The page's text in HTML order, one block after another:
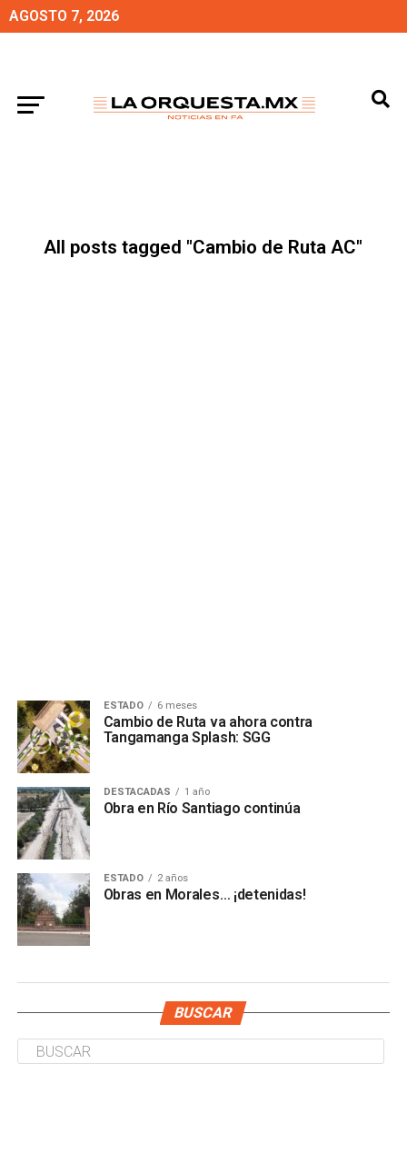
AGOSTO 7, 2026
All posts tagged "Cambio de Ruta AC"
ESTADO 6 meses
Cambio de Ruta va ahora contra
Tangamanga Splash: SGG
DESTACADAS 1 año
Obra en Río Santiago continúa
ESTADO 2 años
Obras en Morales… ¡detenidas!
BUSCAR